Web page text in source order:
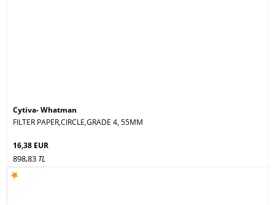
Cytiva- Whatman
FILTER PAPER,CIRCLE,GRADE 4, 55MM
16,38 EUR
898,83 TL